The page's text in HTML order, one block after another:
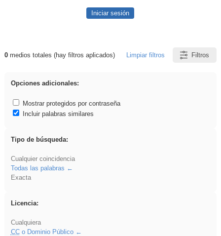
Iniciar sesión
Resultados de: rezo
0medios totales (hay filtros aplicados) Limpiar filtros Filtros
Opciones adicionales:
Mostrar protegidos por contraseña
Incluir palabras similares
Tipo de búsqueda:
Cualquier coincidencia
Todas las palabras
Exacta
Licencia:
Cualquiera
CCo Dominio Público